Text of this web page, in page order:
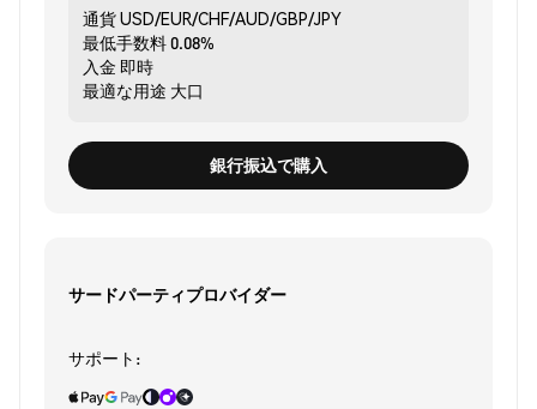
通貨USD/EUR/CHF/AUD/GBP/JPY
最低手数料0.08%
入金 即時
最適な用途 大口
銀行振込で購入
サードパーティプロバイダー
サポート: